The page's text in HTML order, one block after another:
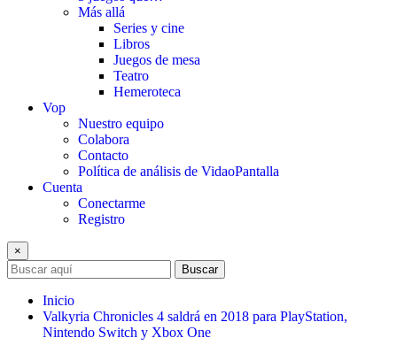
Más allá
Series y cine
Libros
Juegos de mesa
Teatro
Hemeroteca
Vop
Nuestro equipo
Colabora
Contacto
Política de análisis de VidaoPantalla
Cuenta
Conectarme
Registro
×
Buscar
Inicio
Valkyria Chronicles 4 saldrá en 2018 para PlayStation,
Nintendo Switch y Xbox One